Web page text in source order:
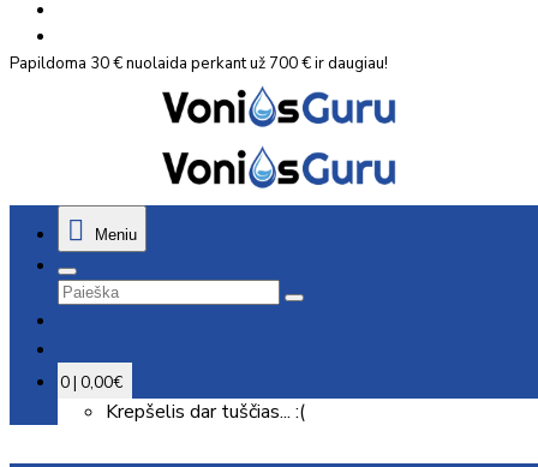
Papildoma 30 € nuolaida perkant už 700 € ir daugiau!
Meniu
0 | 0,00€
Krepšelis dar tuščias... :(